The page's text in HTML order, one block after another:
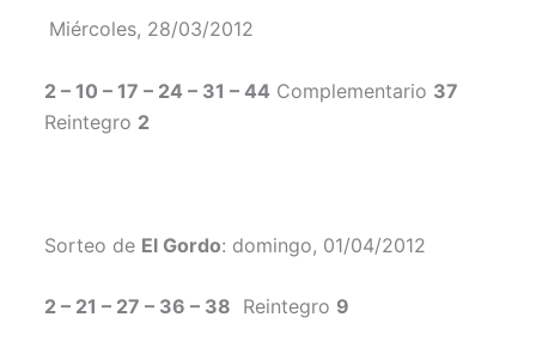
Miércoles, 28/03/2012
2 – 10 – 17 – 24 – 31 – 44 Complementario 37
Reintegro 2
Sorteo de El Gordo: domingo, 01/04/2012
2 – 21 – 27 – 36 – 38 Reintegro 9